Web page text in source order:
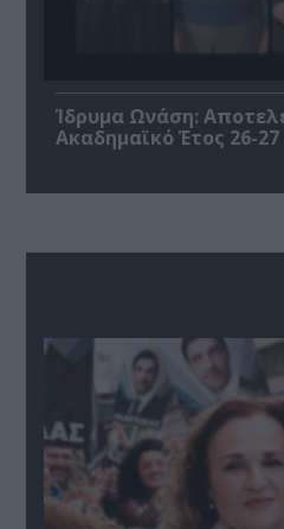
Ίδρυμα Ωνάση:
Ακαδημαϊκό Έτος 26-27